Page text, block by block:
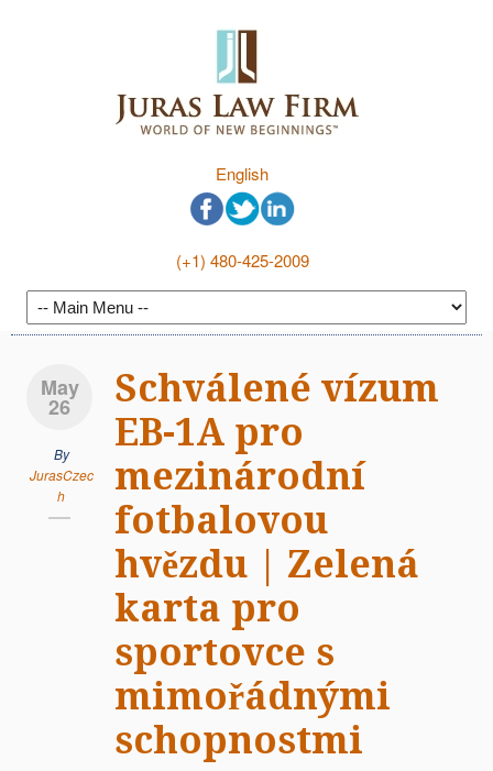
English
(+1) 480-425-2009
May
26
By
JurasCzec
h
Schválené vízum
EB-1A pro
mezinárodní
fotbalovou
hvězdu | Zelená
karta pro
sportovce s
mimořádnými
schopnostmi